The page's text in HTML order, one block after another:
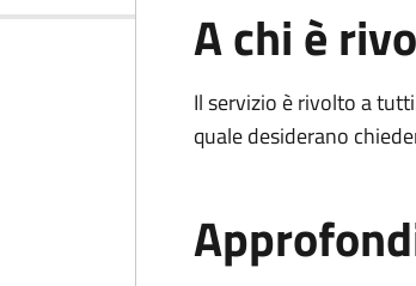
A chi è
Il servizio è rivolto a
quale desiderano